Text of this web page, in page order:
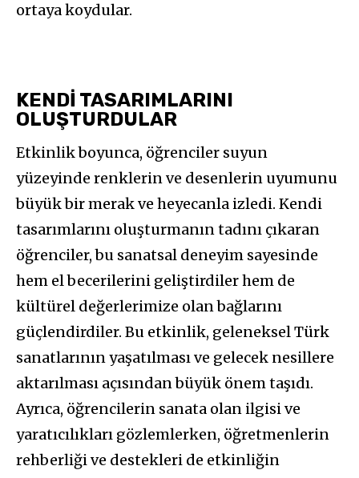
ortaya koydular.
KENDİ TASARIMLARINI
OLUŞTURDULAR
Etkinlik boyunca, öğrenciler suyun
yüzeyinde renklerin ve desenlerin uyumunu
büyük bir merak ve heyecanla izledi. Kendi
tasarımlarını oluşturmanın tadını çıkaran
öğrenciler, bu sanatsal deneyim sayesinde
hem el becerilerini geliştirdiler hem de
kültürel değerlerimize olan bağlarını
güçlendirdiler. Bu etkinlik, geleneksel Türk
sanatlarının yaşatılması ve gelecek nesillere
aktarılması açısından büyük önem taşıdı.
Ayrıca, öğrencilerin sanata olan ilgisi ve
yaratıcılıkları gözlemlerken, öğretmenlerin
rehberliği ve destekleri de etkinliğin